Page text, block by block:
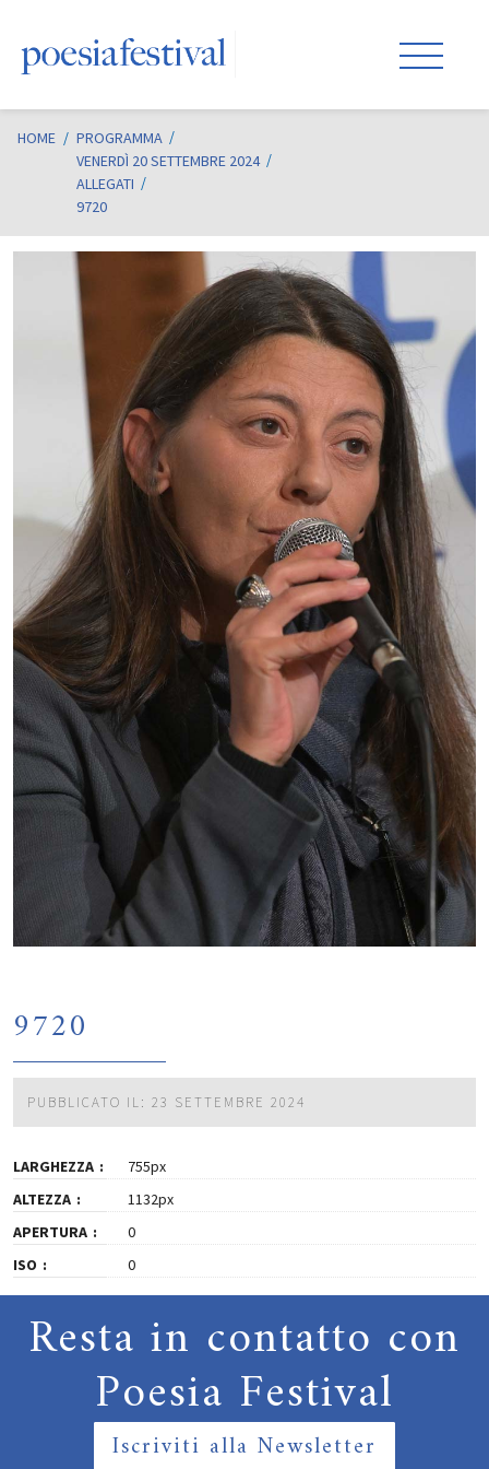
HOME / PROGRAMMA
VENERDÌ 20 SETTEMBRE 2024
ALLEGATI
9720
9720
PUBBLICATO IL: 23 SETTEMBRE 2024
LARGHEZZA
755px
ALTEZZA
1132px
APERTURA
0
ISO
0
Resta in contatto con
Poesia Festival
Iscriviti alla Newsletter